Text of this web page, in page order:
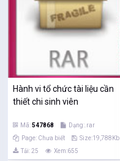
Hành vi tổ chức tài liệu cần
thiết chi sinh viên
Mã:547868
Dạng:.rar
Page: Chưa biết
Size:19,788Kb
Tải: 25
Xem:655